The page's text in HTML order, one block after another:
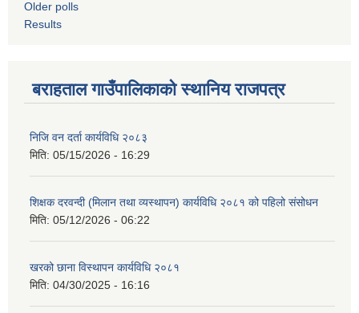
Older polls
Results
बराहताल गाउँपालिकाको स्थानिय राजपत्र
निजि वन दर्ता कार्यविधि २०८३
मिति: 05/15/2026 - 16:29
शिक्षक दरवन्दी (मिलान तथा व्यस्थापन) कार्यविधि २०८१ को पहिलो संसोधन
मिति: 05/12/2026 - 06:22
खरको छाना विस्थापन कार्यविधि २०८१
मिति: 04/30/2025 - 16:16